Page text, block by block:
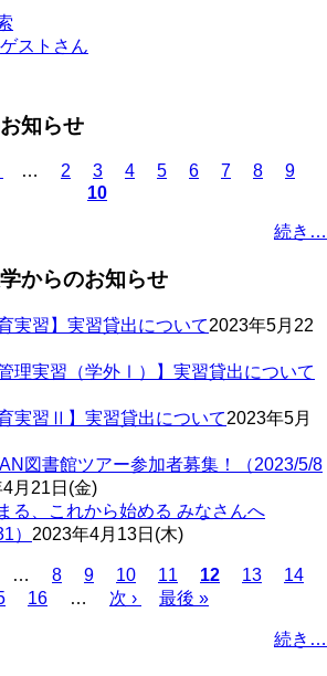
ゲストさん
知らせ
… Page
2 Page
3 Page
4 Page
5 Page
6 Page
7 Page
8 Page
9
10
続き…
からのお知らせ
実習】実習貸出について2023年5月22
理実習（学外Ⅰ）】実習貸出について
実習Ⅱ】実習貸出について2023年5月
図書館ツアー参加者募集！（2023/5/8
月21日(金)
、これから始める みなさんへ
） 2023年4月13日(木)
… Page
8 Page
9 Page
10 Page
11
カ
レ
12 Page
13 Page
14
Page
16 …
次
次 ›
最
最後 »
続き…